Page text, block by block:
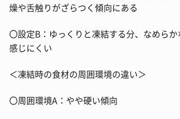
燥や舌触りがざらつく傾向にある
〇設定B：ゆっくりと凍結する分、なめら
感じにくい
＜凍結時の食材の周囲環境の違い＞
〇周囲環境A：やや硬い傾向